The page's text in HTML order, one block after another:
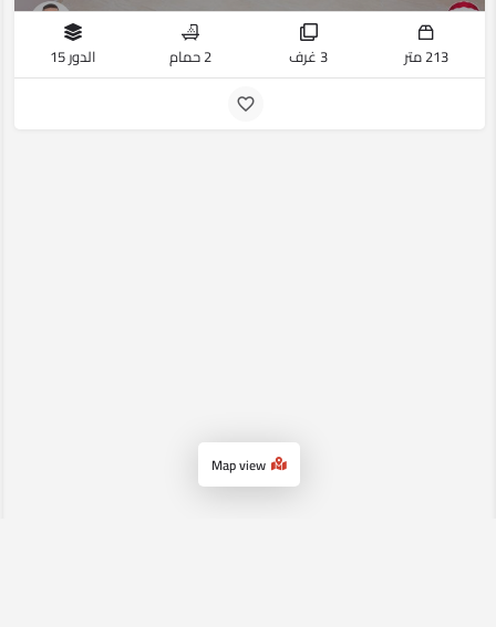
213 متر 3 غرف 2 حمام الدور 15
Map view